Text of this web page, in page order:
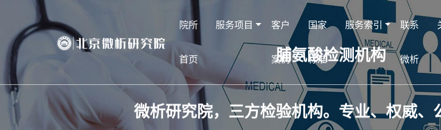
院所
首页
服务项目 客户
案例
国家
标准
服务索引 联系
微析
脯氨酸检测机构
微析研究院，三方检验机构。专业、权威、